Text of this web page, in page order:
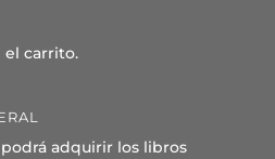
el carrito.
adquirir los libros